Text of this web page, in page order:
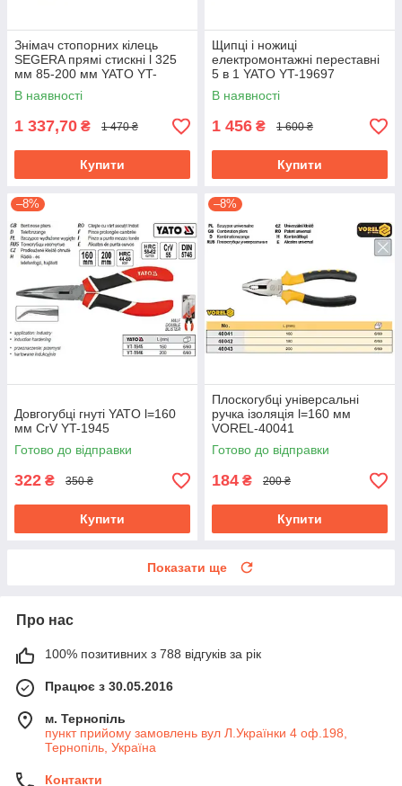
Знімач стопорних кілець
SEGERA прямі стискні l 325
мм 85-200 мм YATO YT-
19979
В наявності
1 337,70 ₴ 1 470 ₴
Купити
Щипці і ножиці
електромонтажні переставні
5 в 1 YATO YT-19697
В наявності
1 456 ₴ 1 600 ₴
Купити
–8%
Довгогубці гнуті YATO l=160
мм CrV YT-1945
Готово до відправки
322 ₴ 350 ₴
Купити
–8%
Плоскогубці універсальні
ручка ізоляція l=160 мм
VOREL-40041
Готово до відправки
184 ₴ 200 ₴
Купити
Показати ще
Про нас
100% позитивних з 788 відгуків за рік
Працює з 30.05.2016
м. Тернопіль
пункт прийому замовлень вул Л.Українки 4 оф.198,
Тернопіль, Україна
Контакти